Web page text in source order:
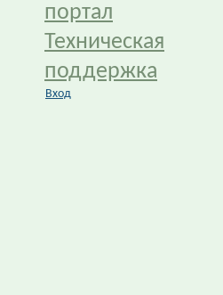
портал
Техническая
поддержка
Вход